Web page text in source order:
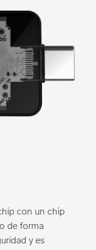
con un chip
de forma
y es